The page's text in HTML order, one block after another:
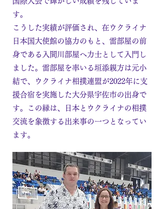
す。
こうした実績が評価され、在ウクライナ
日本国大使館の協力のもと、雷部屋の前
身である入間川部屋へ力士として入門し
ました。雷部屋を率いる垣添親方は元小
結で、ウクライナ相撲連盟が2022年に支
援合宿を実施した大分県宇佐市の出身で
す。この縁は、日本とウクライナの相撲
交流を象徴する出来事の一つとなってい
ます。